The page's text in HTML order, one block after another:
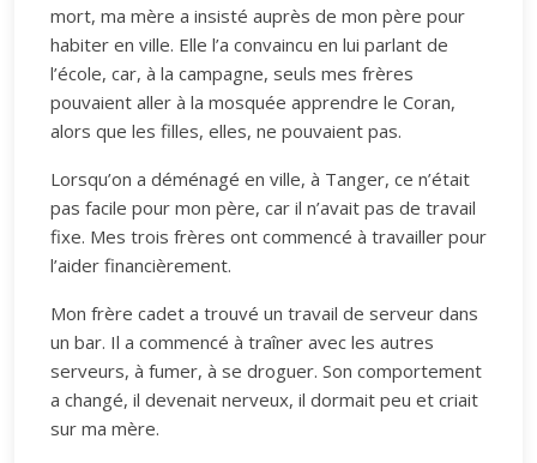
mort, ma mère a insisté auprès de mon père pour
habiter en ville. Elle l’a convaincu en lui parlant de
l’école, car, à la campagne, seuls mes frères
pouvaient aller à la mosquée apprendre le Coran,
alors que les filles, elles, ne pouvaient pas.
Lorsqu’on a déménagé en ville, à Tanger, ce n’était
pas facile pour mon père, car il n’avait pas de travail
fixe. Mes trois frères ont commencé à travailler pour
l’aider financièrement.
Mon frère cadet a trouvé un travail de serveur dans
un bar. Il a commencé à traîner avec les autres
serveurs, à fumer, à se droguer. Son comportement
a changé, il devenait nerveux, il dormait peu et criait
sur ma mère.